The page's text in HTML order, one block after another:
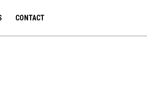
CONTACT